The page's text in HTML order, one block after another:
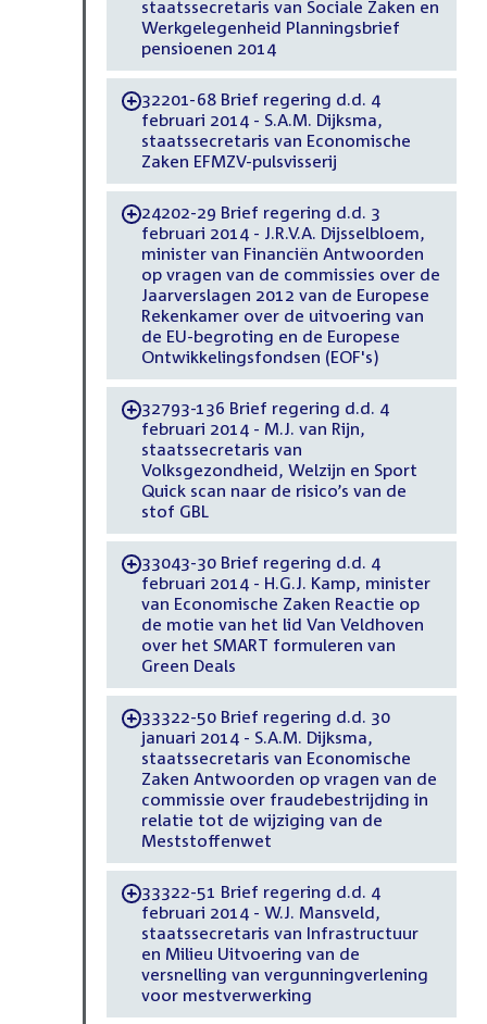
staatssecretaris van Sociale Zaken en
Werkgelegenheid Planningsbrief
pensioenen 2014
-32201-68 Brief regering d.d. 4
februari 2014 - S.A.M. Dijksma,
staatssecretaris van Economische
Zaken EFMZV-pulsvisserij
-24202-29 Brief regering d.d. 3
februari 2014 - J.R.V.A. Dijsselbloem,
minister van Financiën Antwoorden
op vragen van de commissies over de
Jaarverslagen 2012 van de Europese
Rekenkamer over de uitvoering van
de EU-begroting en de Europese
Ontwikkelingsfondsen (EOF's)
-32793-136 Brief regering d.d. 4
februari 2014 - M.J. van Rijn,
staatssecretaris van
Volksgezondheid, Welzijn en Sport
Quick scan naar de risico’s van de
stof GBL
-33043-30 Brief regering d.d. 4
februari 2014 - H.G.J. Kamp, minister
van Economische Zaken Reactie op
de motie van het lid Van Veldhoven
over het SMART formuleren van
Green Deals
-33322-50 Brief regering d.d. 30
januari 2014 - S.A.M. Dijksma,
staatssecretaris van Economische
Zaken Antwoorden op vragen van de
commissie over fraudebestrijding in
relatie tot de wijziging van de
Meststoffenwet
-33322-51 Brief regering d.d. 4
februari 2014 - W.J. Mansveld,
staatssecretaris van Infrastructuur
en Milieu Uitvoering van de
versnelling van vergunningverlening
voor mestverwerking